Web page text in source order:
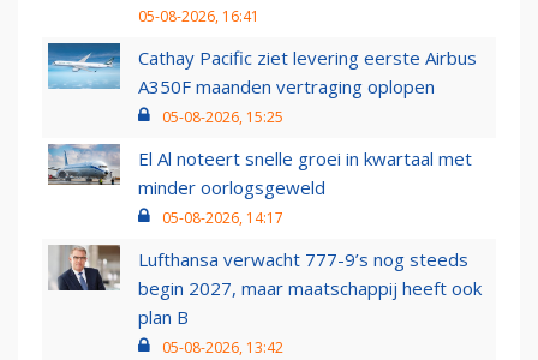
05-08-2026, 16:41
Cathay Pacific ziet levering eerste Airbus
A350F maanden vertraging oplopen
05-08-2026, 15:25
El Al noteert snelle groei in kwartaal met
minder oorlogsgeweld
05-08-2026, 14:17
Lufthansa verwacht 777-9’s nog steeds
begin 2027, maar maatschappij heeft ook
plan B
05-08-2026, 13:42